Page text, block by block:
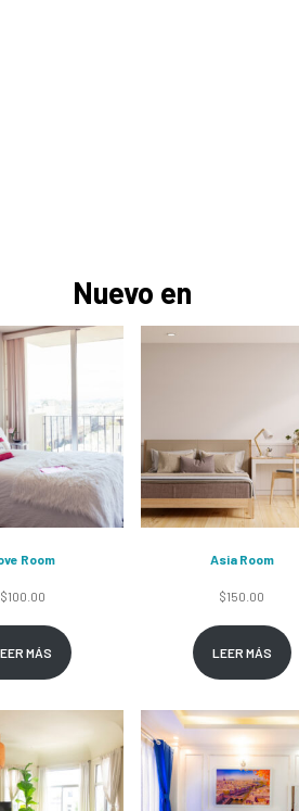
Nuevo en
Room
$100.00
MÁS
Asia Room
$150.00
LEER MÁS